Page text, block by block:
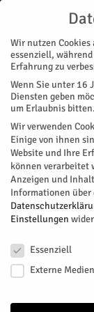
Start Stadtteile
STADTTEILE JÜLICH
Um
VonOliver Garitz - August
Facebook
Wir nutzen
essenziell,
Erfahrung zu
Wenn Sie unter 16
Diensten geben
um Erlaubnis bitten.
Wir verwenden
Einige von ihnen
Website und Ihre
können verarbeitet
Anzeigen und
Informationen über
Einstellungen
Essenziell
Externe Medien